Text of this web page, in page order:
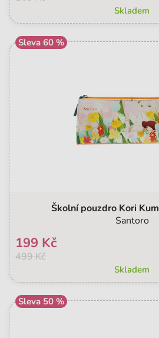
Skladem
Sleva 60 %
Školní pouzdro Kori
Santoro
499 Kč
199 Kč
Skladem
Sleva 50 %